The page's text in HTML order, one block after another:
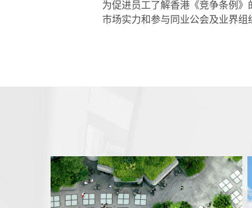
为促进员工了解香港《竞争条例
市场实力和参与同业公会及业界组